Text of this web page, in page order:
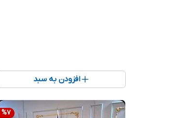
افزودن به سبد
%7